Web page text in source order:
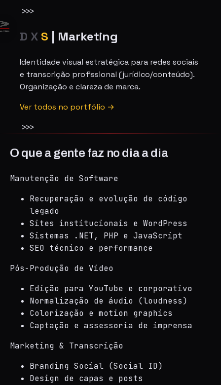
>>>
D X S | Marketing
Identidade visual estratégica para redes sociais
e transcrição profissional (jurídico/conteúdo).
Organização e clareza de marca.
Ver todos no portfólio →
>>>
O que a gente faz no dia a dia
Manutenção de Software
Recuperação e evolução de código
legado
Sites institucionais e WordPress
Sistemas .NET, PHP e JavaScript
SEO técnico e performance
Pós-Produção de Vídeo
Edição para YouTube e corporativo
Normalização de áudio (loudness)
Colorização e motion graphics
Captação e assessoria de imprensa
Marketing & Transcrição
Branding Social (Social ID)
Design de capas e posts